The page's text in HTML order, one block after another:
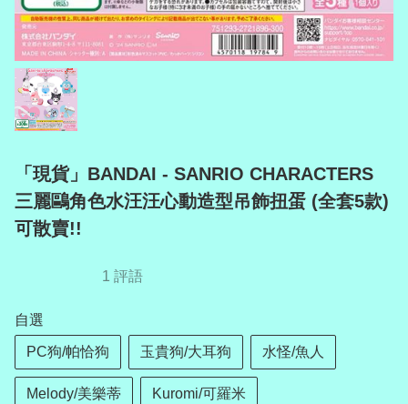
「現貨」BANDAI - SANRIO CHARACTERS
三麗鷗角色水汪汪心動造型吊飾扭蛋 (全套5款)
可散賣!!
1 評語
自選
PC狗/帕恰狗 玉貴狗/大耳狗 水怪/魚人
Melody/美樂蒂 Kuromi/可羅米